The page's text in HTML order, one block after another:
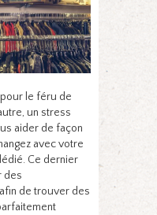
le féru de
un stress
aider de façon
avec votre
Ce dernier
des
de trouver des